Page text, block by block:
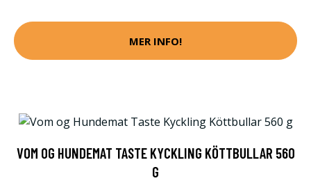
MER INFO!
VOM OG HUNDEMAT TASTE KYCKLING KÖTTBULLAR 560
G